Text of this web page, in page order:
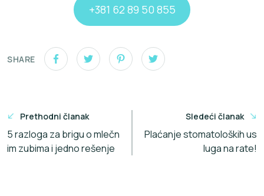
+381 62 89 50 855
SHARE
Кретање
чланка
Prethodni članak
5 razloga za brigu o mlečn
im zubima i jedno rešenje
Sledeći članak
Plaćanje stomatoloških us
luga na rate!